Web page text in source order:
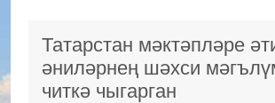
Татарстан мәктәпләре
әниләрнең шәхси
читкә чыгарган